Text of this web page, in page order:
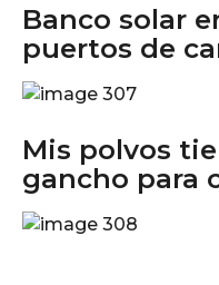
Banco solar
puertos de
Mis polvos
gancho para